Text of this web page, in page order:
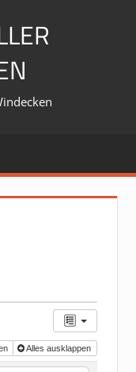
Alles ausklappen